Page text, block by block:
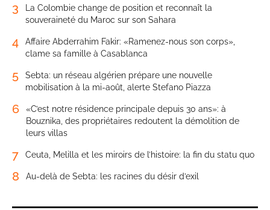
3
La Colombie change de position et reconnaît la
souveraineté du Maroc sur son Sahara
4
Affaire Abderrahim Fakir: «Ramenez-nous son corps»,
clame sa famille à Casablanca
5
Sebta: un réseau algérien prépare une nouvelle
mobilisation à la mi-août, alerte Stefano Piazza
6
«C’est notre résidence principale depuis 30 ans»: à
Bouznika, des propriétaires redoutent la démolition de
leurs villas
7 Ceuta, Melilla et les miroirs de l’histoire: la fin du statu quo
8 Au-delà de Sebta: les racines du désir d’exil